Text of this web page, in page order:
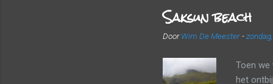
vlot door
Saksun beach
DoorWim De Meester -
Toen we
het